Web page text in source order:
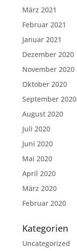
März 2021
Februar 2021
Januar 2021
Dezember 2020
November 2020
Oktober 2020
September 2020
August 2020
Juli 2020
Juni 2020
Mai 2020
April 2020
März 2020
Februar 2020
Kategorien
Uncategorized